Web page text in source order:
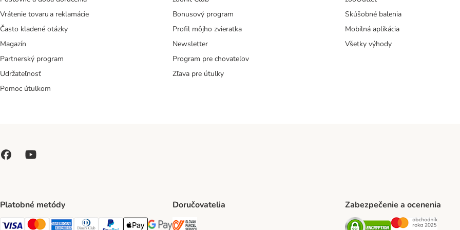
Vrátenie tovaru a reklamácie
Často kladené otázky
Magazín
Partnerský program
Udržateľnosť
Pomoc útulkom
Bonusový program
Profil môjho zvieratka
Newsletter
Program pre chovateľov
Zľava pre útulky
Skúšobné balenia
Mobilná aplikácia
Všetky výhody
Platobné metódy Doručovatelia Zabezpečenie a ocenenia
Security